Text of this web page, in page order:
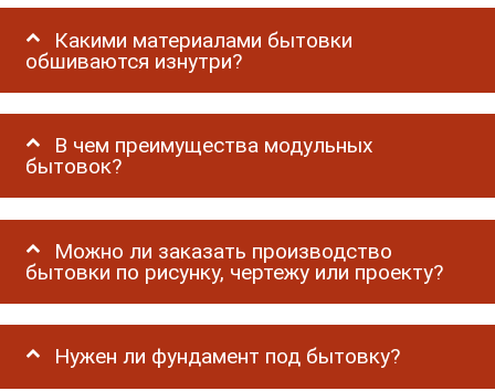
Какими материалами бытовки
обшиваются изнутри?
В чем преимущества модульных
бытовок?
Можно ли заказать производство
бытовки по рисунку, чертежу или проекту?
Нужен ли фундамент под бытовку?